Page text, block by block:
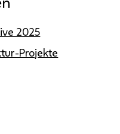
2025
Projekte